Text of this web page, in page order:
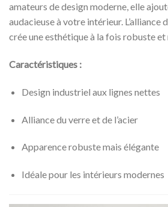
amateurs de design moderne, elle
audacieuse à votre intérieur. L’alliance
crée une esthétique à la fois robuste
Caractéristiques :
Design industriel aux lignes nettes
Alliance du verre et de l’acier
Apparence robuste mais élégante
Idéale pour les intérieurs modernes